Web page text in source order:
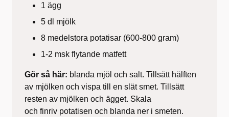
1 ägg
5 dl mjölk
8 medelstora potatisar (600-800 gram)
1-2 msk flytande matfett
Gör så här: blanda mjöl och salt. Tillsätt hälften
av mjölken och vispa till en slät smet. Tillsätt
resten av mjölken och ägget. Skala
och finriv potatisen och blanda ner i smeten.